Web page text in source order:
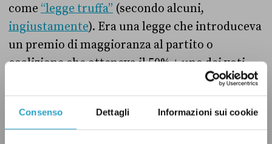
Consenso Dettagli Informazioni sui cookie
come “legge truffa” (secondo alcuni,
ingiustamente). Era una legge che introduceva
un premio di maggioranza al partito o
coalizione che otteneva il 50% + uno dei voti.
Tale partito/coalizione avrebbe ottenuto il 65%
dei seggi parlamentari. In quel caso, De
Gasperi chiese ed ottenne la fiducia sia alla